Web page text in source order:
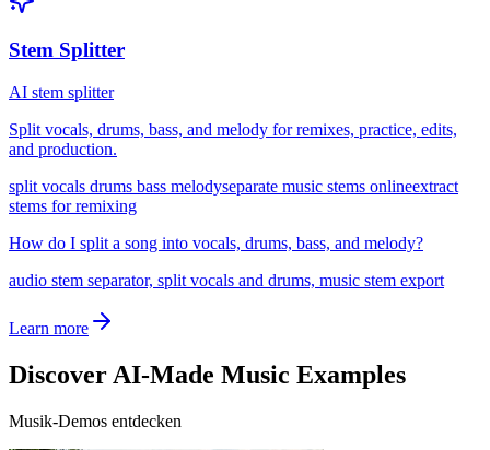
Stem Splitter
AI stem splitter
Split vocals, drums, bass, and melody for remixes, practice, edits,
and production.
split vocals drums bass melodyseparate music stems onlineextract
stems for remixing
How do I split a song into vocals, drums, bass, and melody?
audio stem separator, split vocals and drums, music stem export
Learn more
Discover AI-Made Music Examples
Musik-Demos entdecken